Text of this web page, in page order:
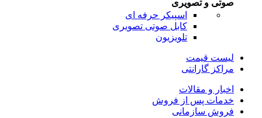
صوتی و تصویری
اسپیکر حرفه ای
کابل صوتی تصویری
تلویزیون
لیست قیمت
مراکز گارانتی
اخبار و مقالات
خدمات پس از فروش
فروش سازمانی